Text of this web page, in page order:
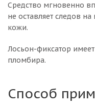
Средство мгновенно
не оставляет следов
кожи.
Лосьон-фиксатор
пломбира.
Способ